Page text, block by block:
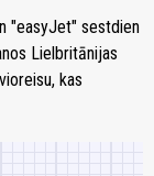
"easyJet" sestdien
Lielbritānijas
kas